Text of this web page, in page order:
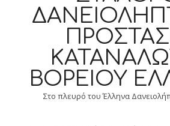
ΒΟΡΕΊΟΥ
Στο πλευρό του Έλληνα